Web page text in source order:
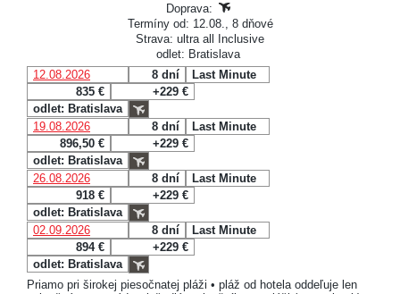
Doprava:
Termíny od: 12.08., 8 dňové
Strava: ultra all Inclusive
odlet: Bratislava
12.08.2026
8 dní
Last Minute
835 €
+229 €
odlet: Bratislava
19.08.2026
8 dní
Last Minute
896,50 €
+229 €
odlet: Bratislava
26.08.2026
8 dní
Last Minute
918 €
+229 €
odlet: Bratislava
02.09.2026
8 dní
Last Minute
894 €
+229 €
odlet: Bratislava
Priamo pri širokej piesočnatej pláži • pláž od hotela oddeľuje len